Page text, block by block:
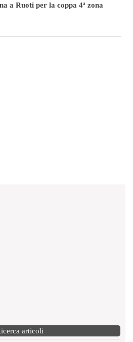
a Ruoti per la coppa 4ª zona
articoli